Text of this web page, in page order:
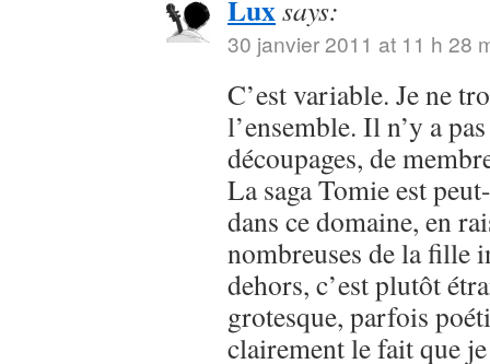
Luxsays:
30 janvier 2011 at 11 h 28
C’est variable. Je ne
l’ensemble. Il n’y a
découpages, de
La saga Tomie est
dans ce domaine, en
nombreuses de la fille
dehors, c’est plutôt
grotesque, parfois
clairement le fait que